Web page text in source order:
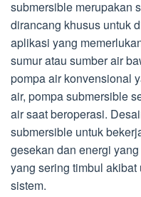
submersible merupakan
dirancang khusus untuk
aplikasi yang
sumur atau sumber air
pompa air konvensional
air, pompa submersible
air saat beroperasi.
submersible untuk
gesekan dan energi
yang sering timbul
sistem.